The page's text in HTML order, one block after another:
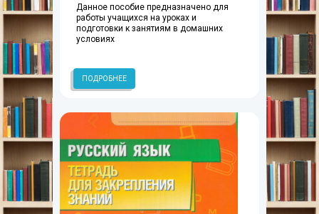
Данное пособие предназначено для
работы учащихся на уроках и
подготовки к занятиям в домашних
условиях
ПОДРОБНЕЕ